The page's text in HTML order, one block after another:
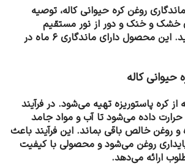
روغن کره حیوانی کاله، توصیه
خشک و خنک و دور از نور مستقیم
خورشید نگهداری کنید. این محصول دارای ماندگاری ۶ ماه در
حیوانی کاله
از کره پاستوریزه تهیه می‌شود. در فرآیند
حرارت داده می‌شود تا آب و مواد جامد
روغن خالص باقی بماند. این فرآیند باعث
روغن می‌شود و محصولی با کیفیت
ارائه می‌دهد.